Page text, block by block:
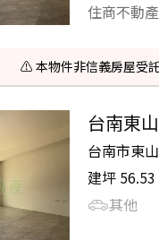
住商不動產
⚠️ 本物件非信義房屋受
台南東
台南市東
建坪 56.53
其他